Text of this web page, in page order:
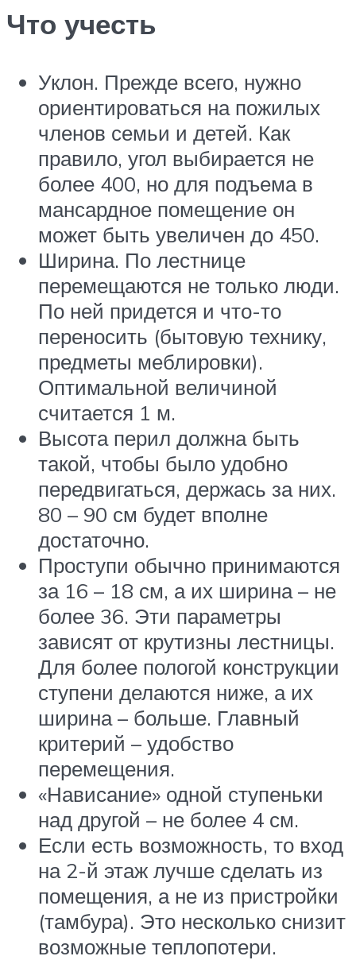
Что учесть
Уклон. Прежде всего, нужно
ориентироваться на пожилых
членов семьи и детей. Как
правило, угол выбирается не
более 400, но для подъема в
мансардное помещение он
может быть увеличен до 450.
Ширина. По лестнице
перемещаются не только люди.
По ней придется и что-то
переносить (бытовую технику,
предметы меблировки).
Оптимальной величиной
считается 1 м.
Высота перил должна быть
такой, чтобы было удобно
передвигаться, держась за них.
80 – 90 см будет вполне
достаточно.
Проступи обычно принимаются
за 16 – 18 см, а их ширина – не
более 36. Эти параметры
зависят от крутизны лестницы.
Для более пологой конструкции
ступени делаются ниже, а их
ширина – больше. Главный
критерий – удобство
перемещения.
«Нависание» одной ступеньки
над другой – не более 4 см.
Если есть возможность, то вход
на 2-й этаж лучше сделать из
помещения, а не из пристройки
(тамбура). Это несколько снизит
возможные теплопотери.